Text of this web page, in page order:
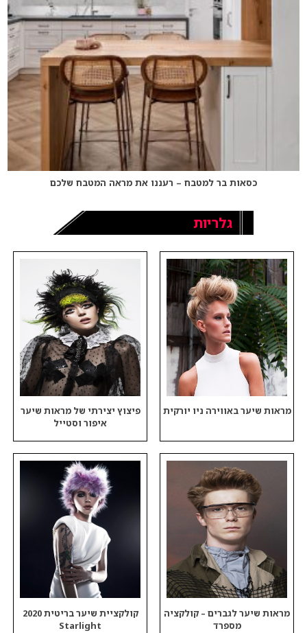
כסאות בר למטבח – רעננו את מראה המטבח שלכם
גלריות
מראות שיער באווירה ניו יורקית
פיצוץ יצירתי של מראות שיער
איפור וסטייל
מראות שיער לגברים – קולקציה
מספרד
קולקציית שיער בריטית 2020
Starlight